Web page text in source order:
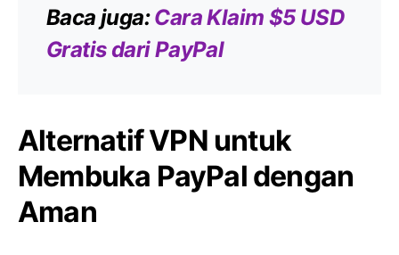
Baca juga:Cara Klaim $5 USD
Gratis dari PayPal
Alternatif VPN untuk
Membuka PayPal dengan
Aman